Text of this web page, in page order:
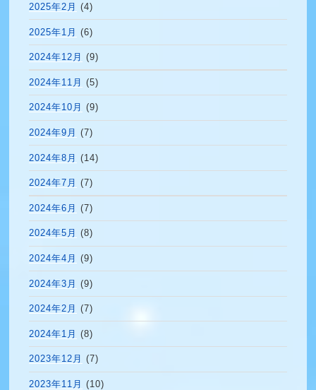
2025年2月 (4)
2025年1月 (6)
2024年12月 (9)
2024年11月 (5)
2024年10月 (9)
2024年9月 (7)
2024年8月 (14)
2024年7月 (7)
2024年6月 (7)
2024年5月 (8)
2024年4月 (9)
2024年3月 (9)
2024年2月 (7)
2024年1月 (8)
2023年12月 (7)
2023年11月 (10)